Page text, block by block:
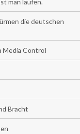
die deutschen
Media Control
Bracht